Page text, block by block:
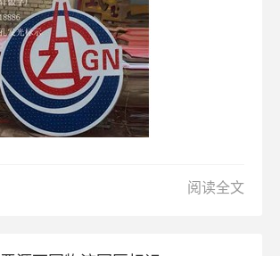
阅读全文